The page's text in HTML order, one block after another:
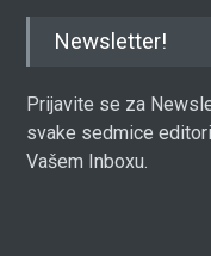
Newsletter!
Prijavite se za
svake sedmice
Vašem Inboxu.